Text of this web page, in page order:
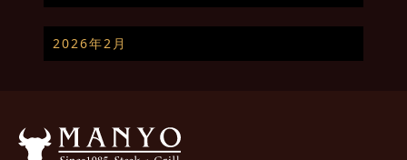
2026年2月